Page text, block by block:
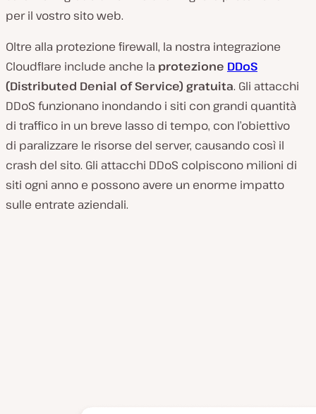
per il vostro sito web.
Oltre alla protezione firewall, la nostra integrazione
Cloudflare include anche la protezione DDoS
(Distributed Denial of Service) gratuita. Gli attacchi
DDoS funzionano inondando i siti con grandi quantità
di traffico in un breve lasso di tempo, con l’obiettivo
di paralizzare le risorse del server, causando così il
crash del sito. Gli attacchi DDoS colpiscono milioni di
siti ogni anno e possono avere un enorme impatto
sulle entrate aziendali.